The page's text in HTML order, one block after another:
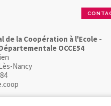
de la Coopération à l'Ecole -
OCCE54
Nancy